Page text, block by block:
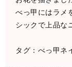
べっ甲にはラメ
シックで上品な
タグ：べっ甲ネ